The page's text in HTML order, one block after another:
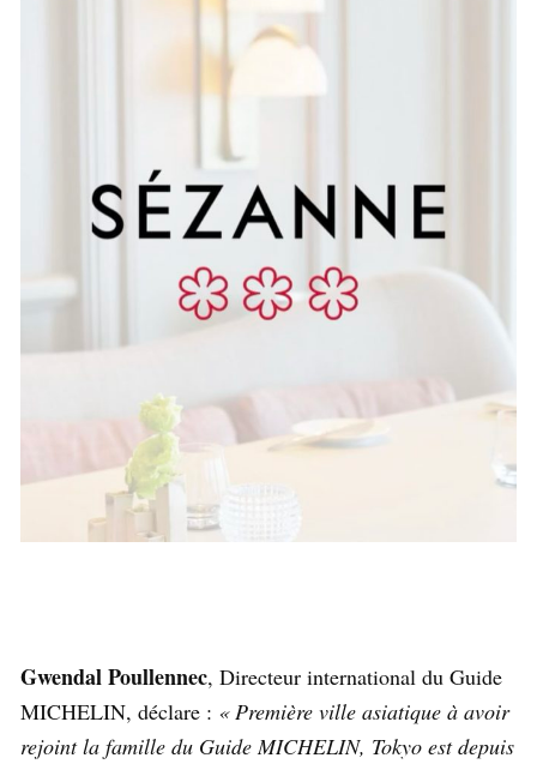
Gwendal Poullennec, Directeur international du Guide
MICHELIN, déclare : « Première ville asiatique à avoir
rejoint la famille du Guide MICHELIN, Tokyo est depuis